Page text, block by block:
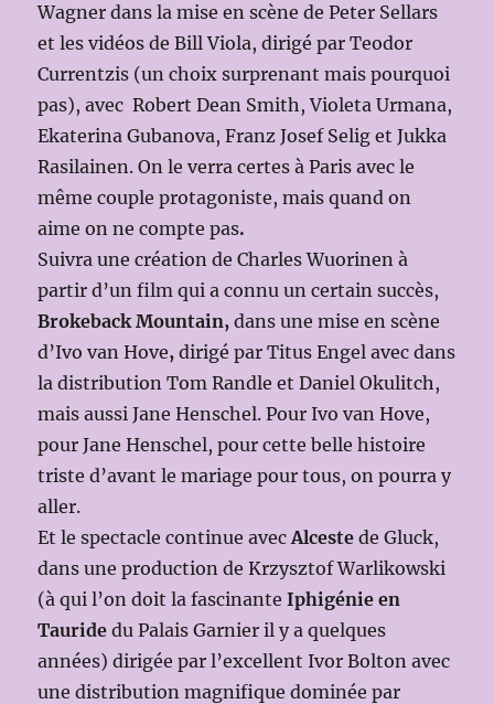
Wagner dans la mise en scène de Peter Sellars
et les vidéos de Bill Viola, dirigé par Teodor
Currentzis (un choix surprenant mais pourquoi
pas), avec Robert Dean Smith, Violeta Urmana,
Ekaterina Gubanova, Franz Josef Selig et Jukka
Rasilainen. On le verra certes à Paris avec le
même couple protagoniste, mais quand on
aime on ne compte pas.
Suivra une création de Charles Wuorinen à
partir d’un film qui a connu un certain succès,
Brokeback Mountain, dans une mise en scène
d’Ivo van Hove,dirigé par Titus Engel avec dans
la distribution Tom Randle et Daniel Okulitch,
mais aussi Jane Henschel. Pour Ivo van Hove,
pour Jane Henschel, pour cette belle histoire
triste d’avant le mariage pour tous, on pourra y
aller.
Et le spectacle continue avecAlcestede Gluck,
dans une production de Krzysztof Warlikowski
(à qui l’on doit la fascinanteIphigénie en
Tauride du Palais Garnier il y a quelques
années) dirigée par l’excellent Ivor Bolton avec
une distribution magnifique dominée par